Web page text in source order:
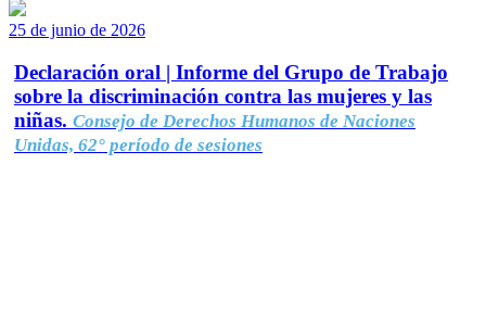
25 de junio de 2026
Declaración oral | Informe del Grupo de Trabajo
sobre la discriminación contra las mujeres y las
niñas. Consejo de Derechos Humanos de Naciones
Unidas, 62° período de sesiones